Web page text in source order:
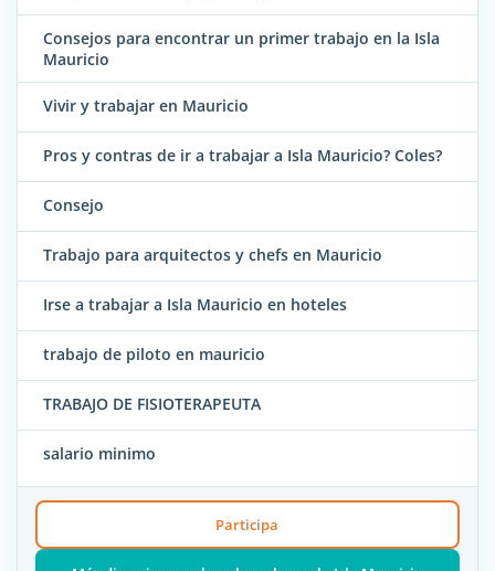
Consejos para encontrar un primer trabajo en la Isla
Mauricio
Vivir y trabajar en Mauricio
Pros y contras de ir a trabajar a Isla Mauricio? Coles?
Consejo
Trabajo para arquitectos y chefs en Mauricio
Irse a trabajar a Isla Mauricio en hoteles
trabajo de piloto en mauricio
TRABAJO DE FISIOTERAPEUTA
salario minimo
Participa